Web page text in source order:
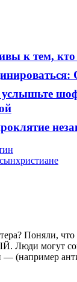
к тем, кто
сынхристиане
Поняли, что
Люди могут
— (например